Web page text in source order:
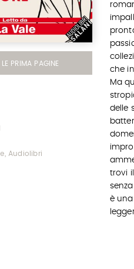
PRIMA PAGINE
Audiolibri
che
Ma
delle
trovi
è